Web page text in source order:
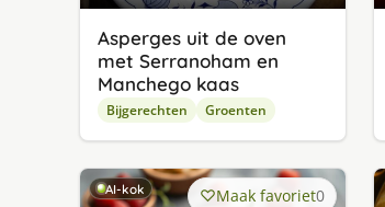
Asperges uit de oven
met Serranoham en
Manchego kaas
Bijgerechten Groenten
AI-kok Maak favoriet0